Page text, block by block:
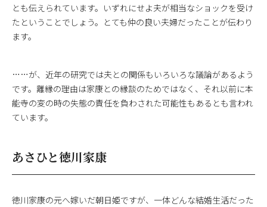
とも伝えられています。いずれにせよ夫が相当なショックを受け
たということでしょう。とても仲の良い夫婦だったことが伝わり
ます。
……が、近年の研究では夫との関係もいろいろな議論があるよう
です。離縁の理由は家康との縁談のためではなく、それ以前に本
能寺の変の時の失態の責任を負わされた可能性もあるとも言われ
ています。
あさひと徳川家康
徳川家康の元へ嫁いだ朝日姫ですが、一体どんな結婚生活だった